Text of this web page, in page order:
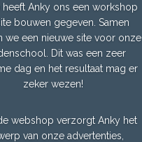
heeft Anky ons een workshop
bouwen gegeven. Samen
we een nieuwe site voor onze
Dit was een zeer
dag en het resultaat mag er
zeker wezen!
webshop verzorgt Anky het
van onze advertenties,